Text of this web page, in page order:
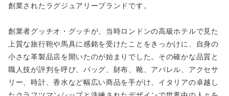
創業されたラグジュアリーブランドです。
創業者グッチオ・グッチが、当時ロンドンの高級ホテルで見た
上質な旅行鞄や馬具に感銘を受けたことをきっかけに、自身の
小さな革製品店を開いたのが始まりでした。その確かな品質と
職人技が評判を呼び、バッグ、財布、靴、アパレル、アクセサ
リー、時計、香水など幅広い商品を手がけ、イタリアの卓越し